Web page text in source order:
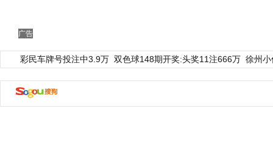
广告
彩民车牌号投注中3.9万 双色球148期开奖:头奖11注666万 徐州